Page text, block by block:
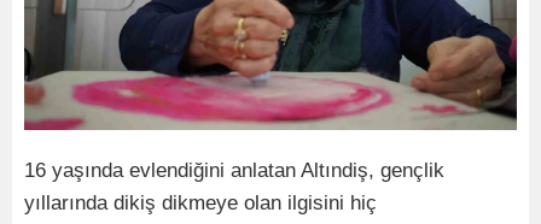
16 yaşında evlendiğini anlatan Altındiş, gençlik
yıllarında dikiş dikmeye olan ilgisini hiç